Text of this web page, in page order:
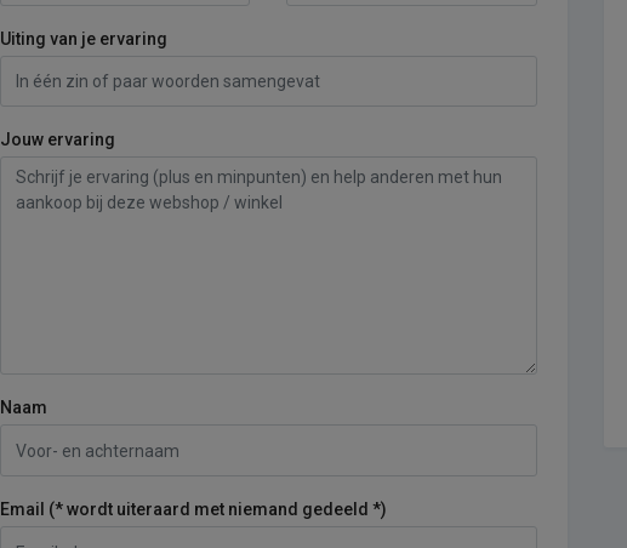
Uiting van je ervaring
Jouw ervaring
Naam
Email (* wordt uiteraard met niemand gedeeld *)